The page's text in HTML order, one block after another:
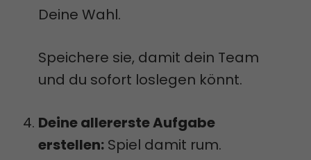
Deine Wahl.
Speichere sie, damit dein Team
und du sofort loslegen könnt.
Deine allererste Aufgabe
erstellen: Spiel damit rum.